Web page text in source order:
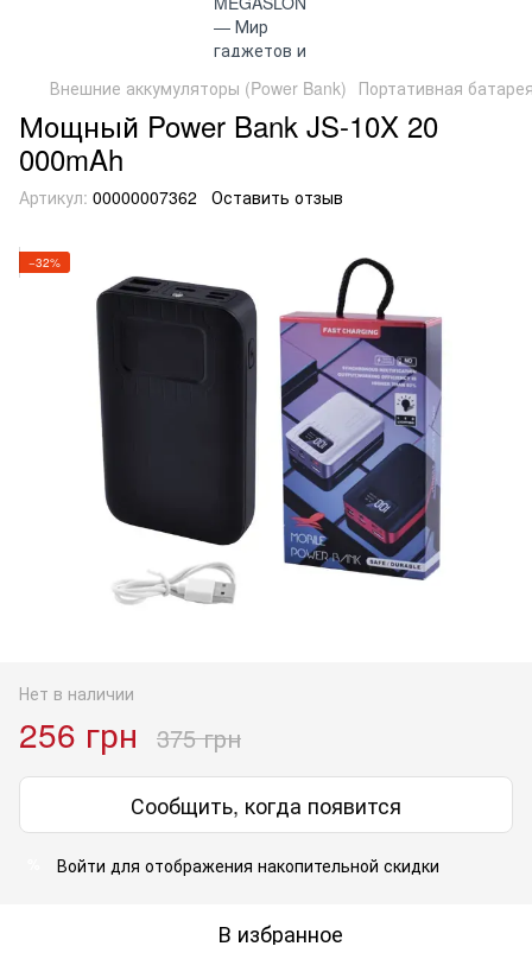
Внешние аккумуляторы (Power Bank) Портативная
Мощный Power Bank JS-10X 20
000mAh
Артикул: 00000007362 Оставить отзыв
−32%
Нет в наличии
256 грн 375 грн
Сообщить, когда появится
Войти для отображения накопительной скидки
В избранное